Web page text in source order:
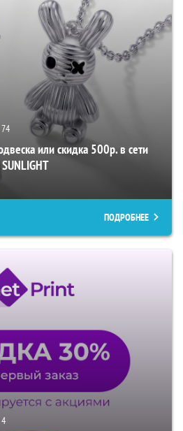
74
или скидка 500р. в сети
ПОДРОБНЕЕ
4